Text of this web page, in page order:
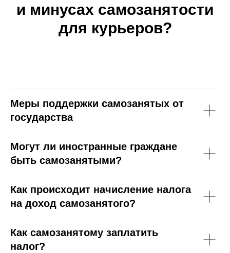
и минусах самозанятости
для курьеров?
Меры поддержки самозанятых от
государства
Могут ли иностранные граждане
быть самозанятыми?
Как происходит начисление налога
на доход самозанятого?
Как самозанятому заплатить
налог?